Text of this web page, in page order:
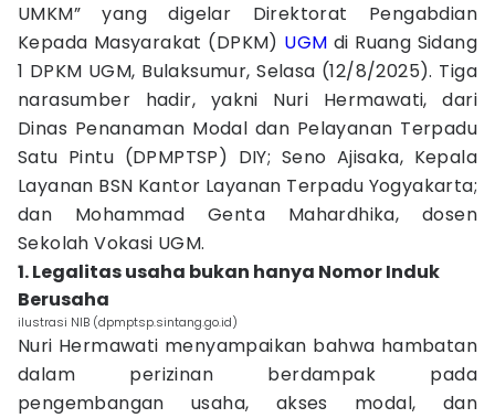
UMKM” yang digelar Direktorat Pengabdian
Kepada Masyarakat (DPKM) UGM di Ruang Sidang
1 DPKM UGM, Bulaksumur, Selasa (12/8/2025). Tiga
narasumber hadir, yakni Nuri Hermawati, dari
Dinas Penanaman Modal dan Pelayanan Terpadu
Satu Pintu (DPMPTSP) DIY; Seno Ajisaka, Kepala
Layanan BSN Kantor Layanan Terpadu Yogyakarta;
dan Mohammad Genta Mahardhika, dosen
Sekolah Vokasi UGM.
1. Legalitas usaha bukan hanya Nomor Induk
Berusaha
ilustrasi NIB (dpmptsp.sintang.go.id)
Nuri Hermawati menyampaikan bahwa hambatan
dalam perizinan berdampak pada
pengembangan usaha, akses modal, dan